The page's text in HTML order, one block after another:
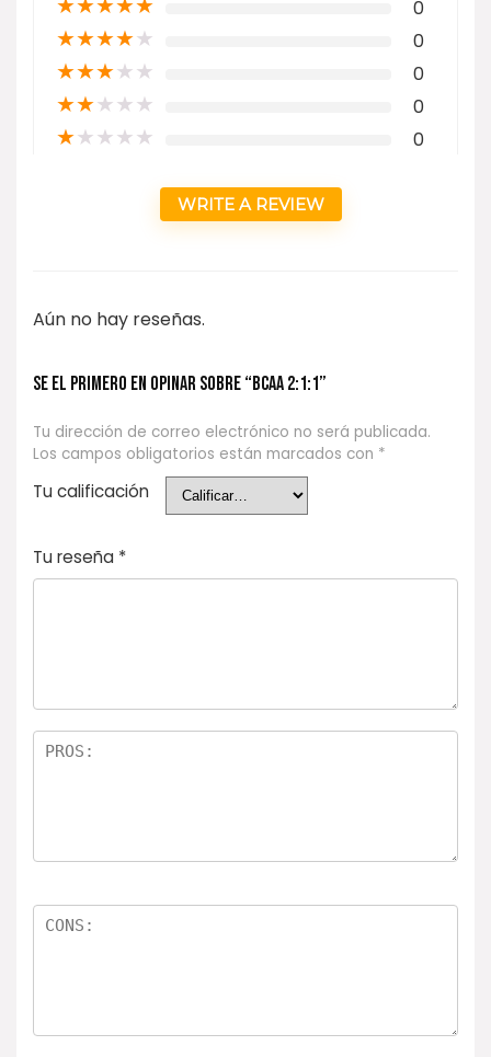
0
★★★★★ 0
★★★★★ 0
★★★★★ 0
★★★★★ 0
WRITE A REVIEW
Aún no hay reseñas.
Se el primero en opinar sobre “BCAA 2:1:1”
Tu dirección de correo electrónico no será publicada.
Los campos obligatorios están marcados con *
Tu calificación
Tu reseña *